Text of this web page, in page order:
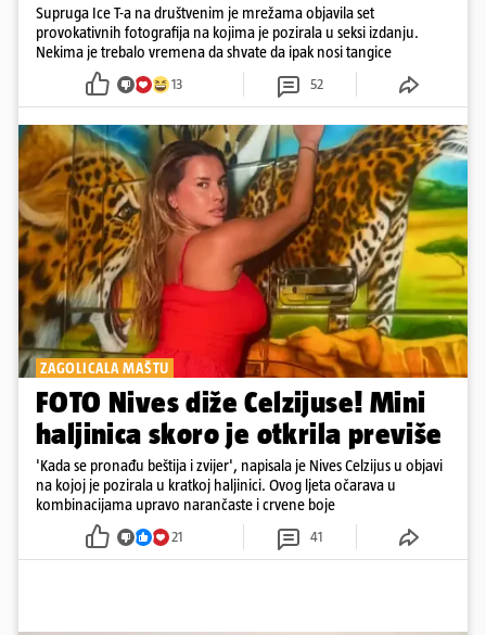
Supruga Ice T-a na društvenim je mrežama objavila set
provokativnih fotografija na kojima je pozirala u seksi izdanju.
Nekima je trebalo vremena da shvate da ipak nosi tangice
13 52
ZAGOLICALA MAŠTU
FOTO Nives diže Celzijuse! Mini
haljinica skoro je otkrila previše
'Kada se pronađu beštija i zvijer', napisala je Nives Celzijus u objavi
na kojoj je pozirala u kratkoj haljinici. Ovog ljeta očarava u
kombinacijama upravo narančaste i crvene boje
21 41